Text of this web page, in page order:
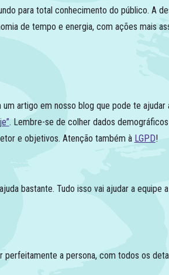
para total conhecimento do público. A
de tempo e energia, com ações mais
artigo em nosso blog que pode te ajudar
. Lembre-se de colher dados
e objetivos. Atenção também à LGPD!
bastante. Tudo isso vai ajudar a equipe
perfeitamente a persona, com todos os